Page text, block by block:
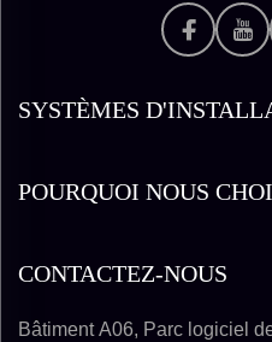
SYSTÈMES
POURQUOI NOUS
CONTACTEZ-NOUS
Bâtiment A06, Parc logiciel